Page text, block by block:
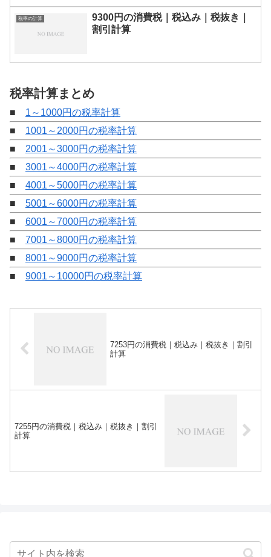
税率の計算
9300円の消費税｜税込み｜税抜き｜
割引計算
税率計算まとめ
■ 1～1000円の税率計算
■ 1001～2000円の税率計算
■ 2001～3000円の税率計算
■ 3001～4000円の税率計算
■ 4001～5000円の税率計算
■ 5001～6000円の税率計算
■ 6001～7000円の税率計算
■ 7001～8000円の税率計算
■ 8001～9000円の税率計算
■ 9001～10000円の税率計算
7253円の消費税｜税込み｜税抜き｜割引
計算
7255円の消費税｜税込み｜税抜き｜割引
計算